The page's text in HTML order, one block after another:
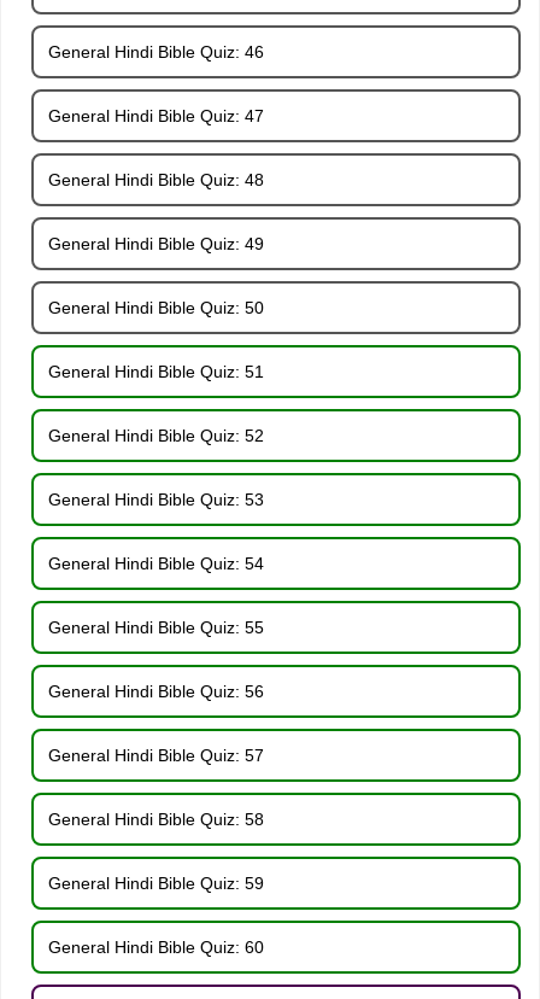
General Hindi Bible Quiz: 46
General Hindi Bible Quiz: 47
General Hindi Bible Quiz: 48
General Hindi Bible Quiz: 49
General Hindi Bible Quiz: 50
General Hindi Bible Quiz: 51
General Hindi Bible Quiz: 52
General Hindi Bible Quiz: 53
General Hindi Bible Quiz: 54
General Hindi Bible Quiz: 55
General Hindi Bible Quiz: 56
General Hindi Bible Quiz: 57
General Hindi Bible Quiz: 58
General Hindi Bible Quiz: 59
General Hindi Bible Quiz: 60